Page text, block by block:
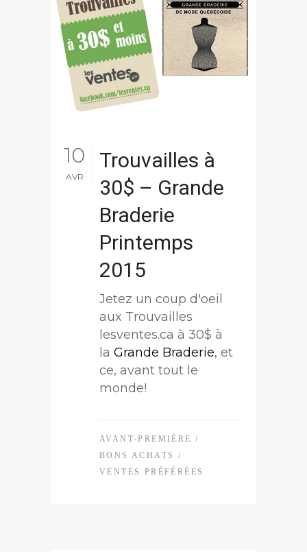
10
AVR
Trouvailles à
30$ – Grande
Braderie
Printemps
2015
Jetez un coup d'oeil
aux Trouvailles
lesventes.ca à 30$ à
la Grande Braderie, et
ce, avant tout le
monde!
AVANT-PREMIÈRE /
BONS ACHATS
/
VENTES PRÉFÉRÉES